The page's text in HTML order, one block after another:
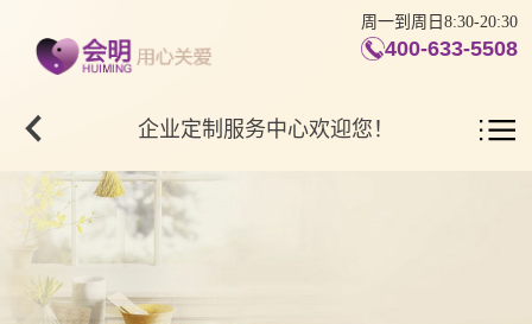
周一到周日8:30-20:30
400-633-5508
企业定制服务中心欢迎您！